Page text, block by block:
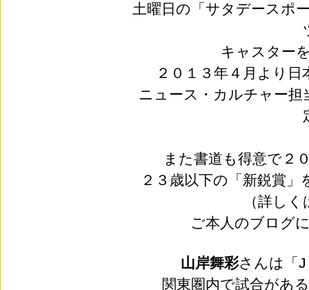
土曜日の「サタデースポ
キャスター
２０１３年４月より
ニュース・カルチャー
また書道も得意で２
２３歳以下の「新鋭賞
（詳しく
ご本人のブログ
山岸舞彩さんは「
関東圏内で試合があ